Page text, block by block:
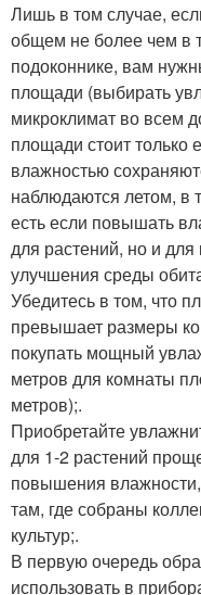
Лишь в том случае,
общем не более чем в
подоконнике, вам
площади (выбирать
микроклимат во всем
площади стоит только
влажностью
наблюдаются летом, в
есть если повышать
для растений, но и
улучшения среды
Убедитесь в том, что
превышает размеры
покупать мощный
метров для комнаты
метров);.
Приобретайте
для 1-2 растений
повышения
там, где собраны
культур;.
В первую очередь
использовать в